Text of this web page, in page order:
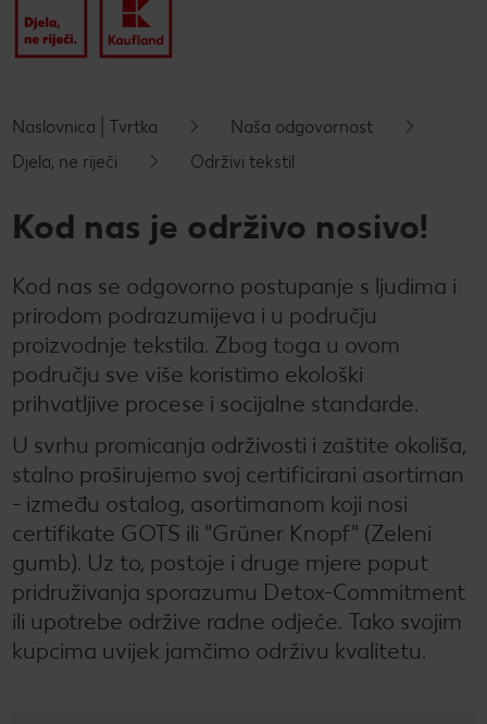
Novosti
Naslovnica | Tvrtka
Naša odgovornost
Djela, ne riječi
Održivi tekstil
Kod nas je održivo nosivo!
Kod nas se odgovorno postupanje s ljudima i
prirodom podrazumijeva i u području
proizvodnje tekstila. Zbog toga u ovom
području sve više koristimo ekološki
prihvatljive procese i socijalne standarde.
U svrhu promicanja održivosti i zaštite okoliša,
stalno proširujemo svoj certificirani asortiman
- između ostalog, asortimanom koji nosi
certifikate GOTS ili "Grüner Knopf" (Zeleni
gumb). Uz to, postoje i druge mjere poput
pridruživanja sporazumu Detox-Commitment
ili upotrebe održive radne odjeće. Tako svojim
kupcima uvijek jamčimo održivu kvalitetu.